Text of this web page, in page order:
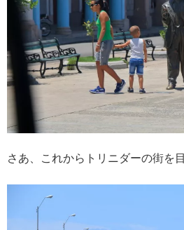
さあ、これからトリニダーの街を